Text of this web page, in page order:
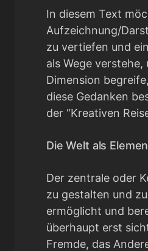
In diesem Text
Aufzeichnung/
zu vertiefen und
als Wege
Dimension
diese Gedanken
der “Kreativen
Die Welt als
Der zentrale oder
zu gestalten und
ermöglicht und
überhaupt erst
Fremde, das